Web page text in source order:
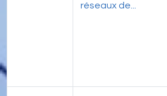
réseaux de...